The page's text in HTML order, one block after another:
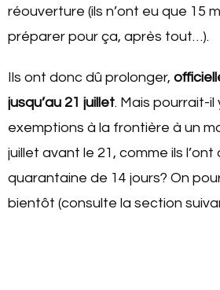
réouverture (ils n’ont eu que 15
préparer pour ça, après tout…).
Ils ont donc dû prolonger,
jusqu’au 21 juillet. Mais pourrait-il
exemptions à la frontière à un
juillet avant le 21, comme ils
quarantaine de 14 jours? On
bientôt (consulte la section